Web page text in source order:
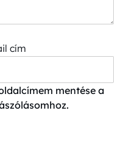
cím
mentése a